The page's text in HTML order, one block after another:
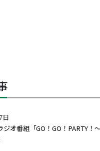
ジオ番組「GO！GO！PARTY！
日